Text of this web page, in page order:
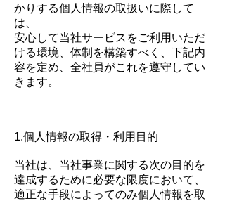
かりする個人情報の取扱いに際して
は、
安心して当社サービスをご利用いただ
ける環境、体制を構築すべく、下記内
容を定め、全社員がこれを遵守してい
きます。
1.個人情報の取得・利用目的
当社は、当社事業に関する次の目的を
達成するために必要な限度において、
適正な手段によってのみ個人情報を取